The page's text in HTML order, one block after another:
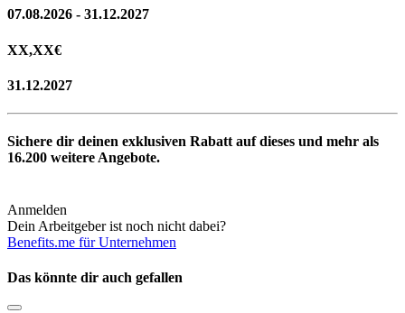
07.08.2026 - 31.12.2027
XX,XX€
31.12.2027
Sichere dir deinen exklusiven Rabatt auf dieses und mehr als
16.200 weitere Angebote.
Anmelden
Dein Arbeitgeber ist noch nicht dabei?
Benefits.me für Unternehmen
Das könnte dir auch gefallen